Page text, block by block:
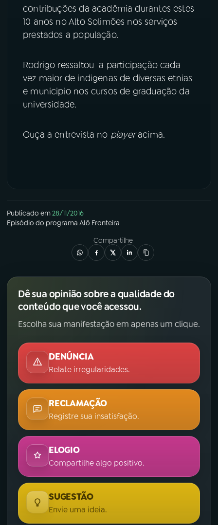
06VIDEOCASTS
FESTIVAL DE MÚSICA
YouTube Facebook
contribuções da acadêmia durantes estes
10 anos no Alto Solimões nos serviços
prestados a população.
Rodrigo ressaltou a participação cada
vez maior de indigenas de diversas etnias
e municipio nos cursos de graduação da
universidade.
Ouça a entrevista no playeracima.
Publicado em28/11/2016
Episódio do programa Alô Fronteira
Compartilhe
Dê sua opinião sobre a qualidade do
conteúdo que você acessou.
Escolha sua manifestação em apenas um clique.
DENÚNCIA
Relate irregularidades.
RECLAMAÇÃO
Registre sua insatisfação.
ELOGIO
Compartilhe algo positivo.
SUGESTÃO
Envie uma ideia.